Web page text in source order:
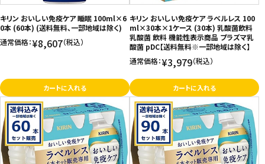
キリン おいしい免疫ケア 睡眠 100ml×6
0本 (60本) (送料無料、一部地域は除く)
通常価格：¥8,607（税込）
カートに入れる
キリン おいしい免疫ケア ラベルレス 100
ml×30本×1ケース (30本) 乳酸菌飲料
乳酸菌 飲料 機能性表示商品 プラズマ乳
酸菌 pDC【送料無料※一部地域は除く】
通常価格：¥3,979（税込）
カートに入れる